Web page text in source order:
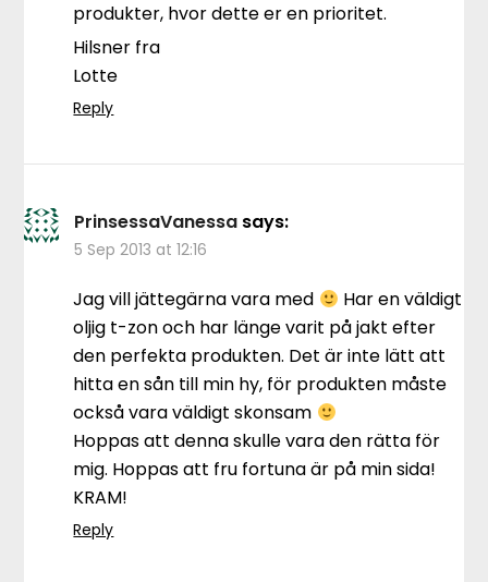
produkter, hvor dette er en prioritet.
Hilsner fra
Lotte
Reply
PrinsessaVanessa says:
5 Sep 2013 at 12:16
Jag vill jättegärna vara med
Har en väldigt
oljig t-zon och har länge varit på jakt efter
den perfekta produkten. Det är inte lätt att
hitta en sån till min hy, för produkten måste
också vara väldigt skonsam
Hoppas att denna skulle vara den rätta för
mig. Hoppas att fru fortuna är på min sida!
KRAM!
Reply